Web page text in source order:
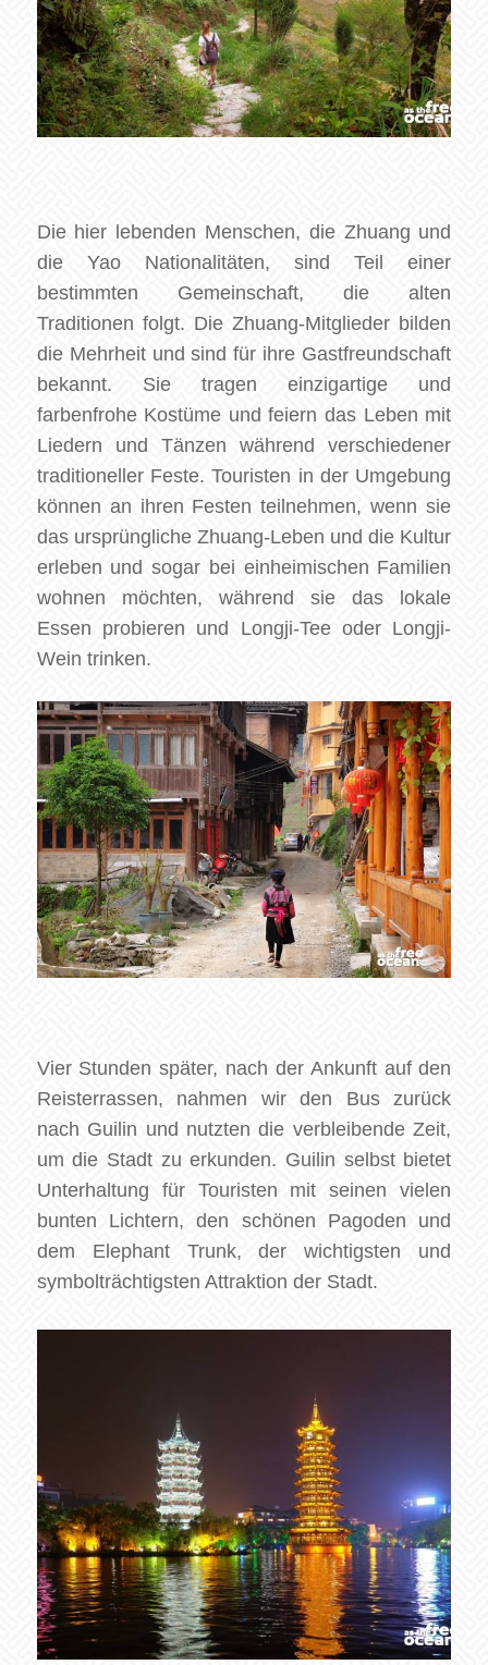
Die hier lebenden Menschen, die Zhuang und
die Yao Nationalitäten, sind Teil einer
bestimmten Gemeinschaft, die alten
Traditionen folgt. Die Zhuang-Mitglieder bilden
die Mehrheit und sind für ihre Gastfreundschaft
bekannt. Sie tragen einzigartige und
farbenfrohe Kostüme und feiern das Leben mit
Liedern und Tänzen während verschiedener
traditioneller Feste. Touristen in der Umgebung
können an ihren Festen teilnehmen, wenn sie
das ursprüngliche Zhuang-Leben und die Kultur
erleben und sogar bei einheimischen Familien
wohnen möchten, während sie das lokale
Essen probieren und Longji-Tee oder Longji-
Wein trinken.
Vier Stunden später, nach der Ankunft auf den
Reisterrassen, nahmen wir den Bus zurück
nach Guilin und nutzten die verbleibende Zeit,
um die Stadt zu erkunden. Guilin selbst bietet
Unterhaltung für Touristen mit seinen vielen
bunten Lichtern, den schönen Pagoden und
dem Elephant Trunk, der wichtigsten und
symbolträchtigsten Attraktion der Stadt.